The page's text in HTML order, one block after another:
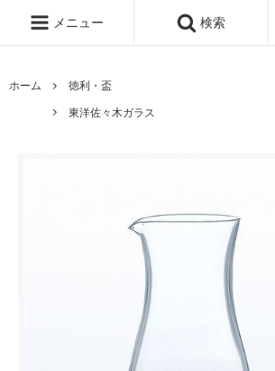
メニュー 検索
ホーム
徳利・盃
東洋佐々木ガラス